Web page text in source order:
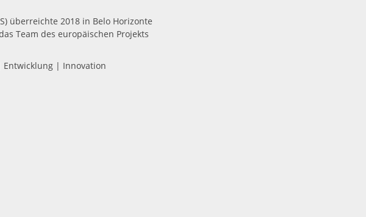
überreichte 2018 in Belo Horizonte
Team des europäischen Projekts
Entwicklung | Innovation